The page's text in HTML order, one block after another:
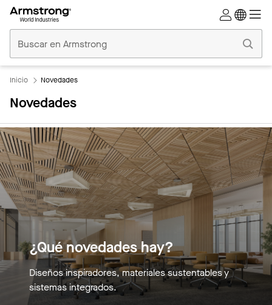
Comerciales
Inicio
Inicio Novedades
Novedades
¿Qué novedades hay?
Diseños inspiradores, materiales sustentables y
sistemas integrados.